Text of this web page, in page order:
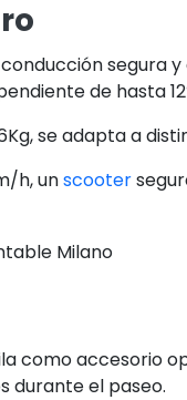
segura
de hasta
se adapta a
h, unscooter
como accesorio
durante el paseo.